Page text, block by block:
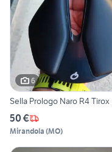
6
Sella Prologo Naro R4 Tirox
50 €
Mirandola (MO)